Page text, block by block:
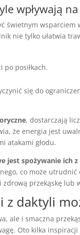
wpływają
świetnym wsparciem
nie tylko ułatwia
po posiłkach.
się do
, dostarczają
że energia jest
atakami głodu.
jest spożywanie ich
co może
przekąskę lub
z daktyli
ale i smaczna
Oto kilka